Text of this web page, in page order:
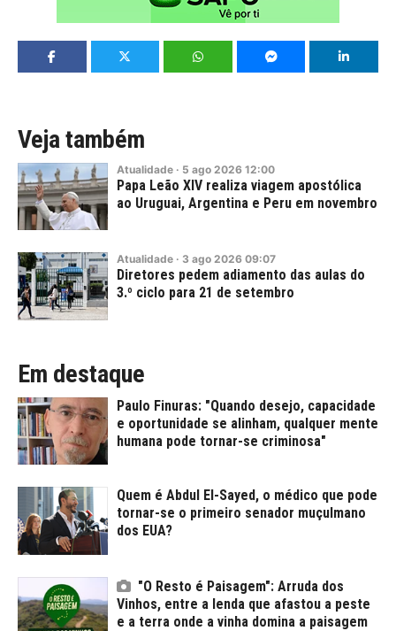
Veja também
Atualidade · 5 ago 2026 12:00
Papa Leão XIV realiza viagem apostólica
ao Uruguai, Argentina e Peru em novembro
Atualidade · 3 ago 2026 09:07
Diretores pedem adiamento das aulas do
3.º ciclo para 21 de setembro
Em destaque
Paulo Finuras: "Quando desejo, capacidade
e oportunidade se alinham, qualquer mente
humana pode tornar-se criminosa"
Quem é Abdul El-Sayed, o médico que pode
tornar-se o primeiro senador muçulmano
dos EUA?
"O Resto é Paisagem": Arruda dos
Vinhos, entre a lenda que afastou a peste
e a terra onde a vinha domina a paisagem